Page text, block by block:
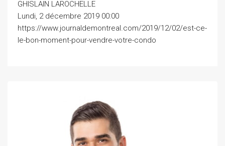
GHISLAIN LAROCHELLE
Lundi, 2 décembre 2019 00:00
https://www.journaldemontreal.com/2019/12/02/est-ce-
le-bon-moment-pour-vendre-votre-condo